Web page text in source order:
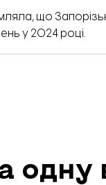
що
у 2024 році.
одну